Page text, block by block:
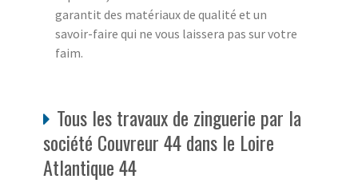
garantit des matériaux de qualité et un
savoir-faire qui ne vous laissera pas sur votre
faim.
Tous les travaux de zinguerie par la
société Couvreur 44 dans le Loire
Atlantique 44